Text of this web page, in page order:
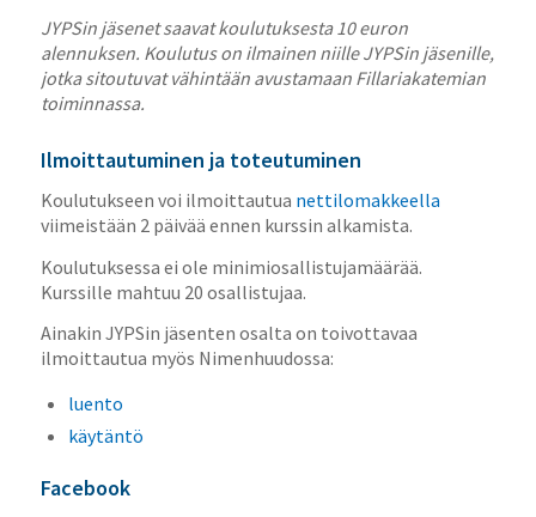
JYPSin jäsenet saavat koulutuksesta 10 euron
alennuksen. Koulutus on ilmainen niille JYPSin jäsenille,
jotka sitoutuvat vähintään avustamaan Fillariakatemian
toiminnassa.
Ilmoittautuminen ja toteutuminen
Koulutukseen voi ilmoittautua nettilomakkeella
viimeistään 2 päivää ennen kurssin alkamista.
Koulutuksessa ei ole minimiosallistujamäärää.
Kurssille mahtuu 20 osallistujaa.
Ainakin JYPSin jäsenten osalta on toivottavaa
ilmoittautua myös Nimenhuudossa:
luento
käytäntö
Facebook